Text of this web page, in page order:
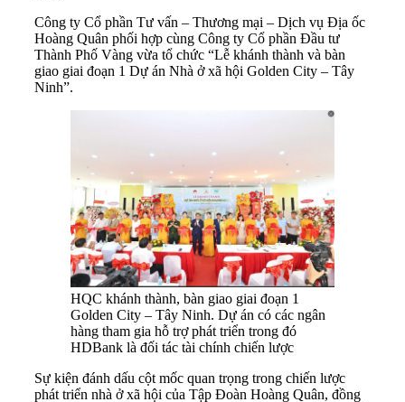
Công ty Cổ phần Tư vấn – Thương mại – Dịch vụ Địa ốc
Hoàng Quân phối hợp cùng Công ty Cổ phần Đầu tư
Thành Phố Vàng vừa tổ chức “Lễ khánh thành và bàn
giao giai đoạn 1 Dự án Nhà ở xã hội Golden City – Tây
Ninh”.
HQC khánh thành, bàn giao giai đoạn 1
Golden City – Tây Ninh. Dự án có các ngân
hàng tham gia hỗ trợ phát triển trong đó
HDBank là đối tác tài chính chiến lược
Sự kiện đánh dấu cột mốc quan trọng trong chiến lược
phát triển nhà ở xã hội của Tập Đoàn Hoàng Quân, đồng